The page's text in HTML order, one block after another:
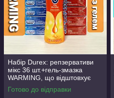
Набір Durex: репзервативи
мікс 36 шт.+гель-змазка
WARMING, що відштовхує
зігрівальну.
Готово до відправки